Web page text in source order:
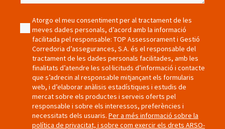
Atorgo el meu consentiment per al tractament de les
meves dades personals, d’acord amb la informació
facilitada pel responsable: TOP Assessorament i Gestió
Corredoria d’assegurances, S.A. és el responsable del
tractament de les dades personals facilitades, amb les
finalitats d’atendre les sol·licituds d’informació i contacte
que s’adrecin al responsable mitjançant els formularis
web, i d’elaborar anàlisis estadístiques i estudis de
mercat sobre els productes i serveis oferts pel
responsable i sobre els interessos, preferències i
necessitats dels usuaris. Per a més informació sobre la
política de privacitat, i sobre com exercir els drets ARSO-